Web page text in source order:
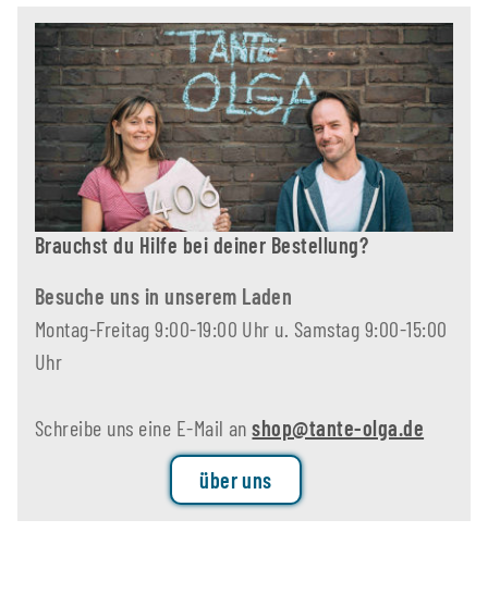
Brauchst du Hilfe bei deiner Bestellung?
Besuche uns in unserem Laden
Montag-Freitag 9:00-19:00 Uhr u. Samstag 9:00-15:00
Uhr
Schreibe uns eine E-Mail anshop@tante-olga.de
über uns